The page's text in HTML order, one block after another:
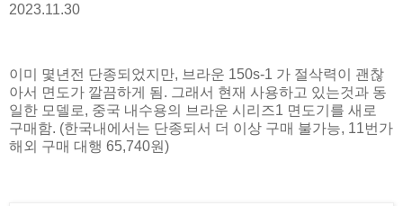
2023.11.30
이미 몇년전 단종되었지만, 브라운 150s-1 가 절삭력이 괜찮
아서 면도가 깔끔하게 됨. 그래서 현재 사용하고 있는것과 동
일한 모델로, 중국 내수용의 브라운 시리즈1 면도기를 새로
구매함. (한국내에서는 단종되서 더 이상 구매 불가능, 11번가
해외 구매 대행 65,740원)